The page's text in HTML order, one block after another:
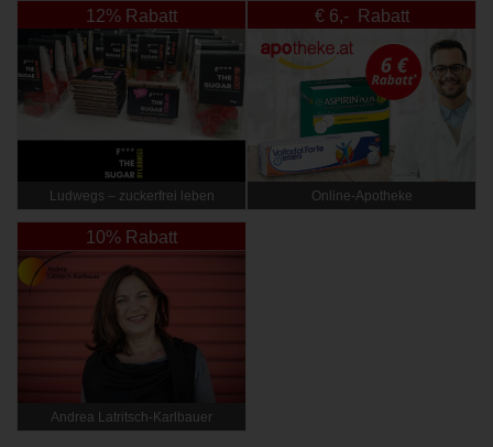
12% Rabatt
Ludwegs – zuckerfrei leben
€ 6,- Rabatt
Online‑Apotheke
10% Rabatt
Andrea Latritsch-Karlbauer